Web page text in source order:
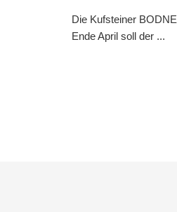
Die Kufsteiner
Ende April soll der ...